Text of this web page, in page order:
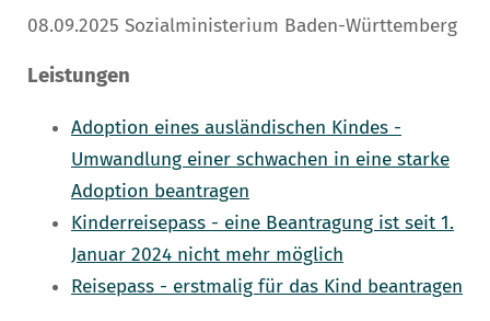
08.09.2025 Sozialministerium Baden-Württemberg
Leistungen
Adoption eines ausländischen Kindes -
Umwandlung einer schwachen in eine starke
Adoption beantragen
Kinderreisepass - eine Beantragung ist seit 1.
Januar 2024 nicht mehr möglich
Reisepass - erstmalig für das Kind beantragen